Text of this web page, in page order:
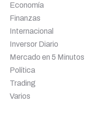
Economía
Finanzas
Internacional
Inversor Diario
Mercado en 5 Minutos
Política
Trading
Varios